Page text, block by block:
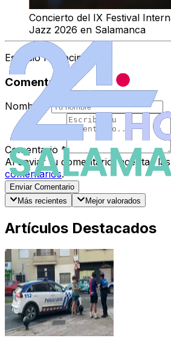
Concierto del IX Festival
Jazz 2026 en Salamanca
Espacio Patrocinado
Comentarios
Nombre *
Comentario *
Al enviar tu comentario, aceptas las
comentarios.
Enviar Comentario
Más recientes
Mejor valorados
Artículos Destacados